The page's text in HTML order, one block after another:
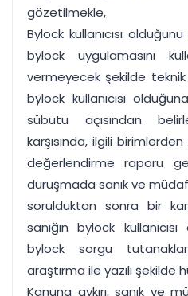
gözetilmekle,
Bylock kullanıcısı
bylock uygulamasını
vermeyecek şekilde
bylock kullanıcısı
sübutu açısından
karşısında, ilgili
değerlendirme raporu
duruşmada sanık ve
sorulduktan sonra bir
sanığın bylock
bylock sorgu
araştırma ile yazılı şekilde
Kanuna aykırı, sanık ve